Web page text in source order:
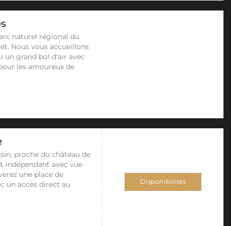
naturel régional du
Nous vous accueillons
un grand bol d'air avec
les amoureux de
proche du château de
indépendant avec vue
une place de
un accès direct au
Disponibilités